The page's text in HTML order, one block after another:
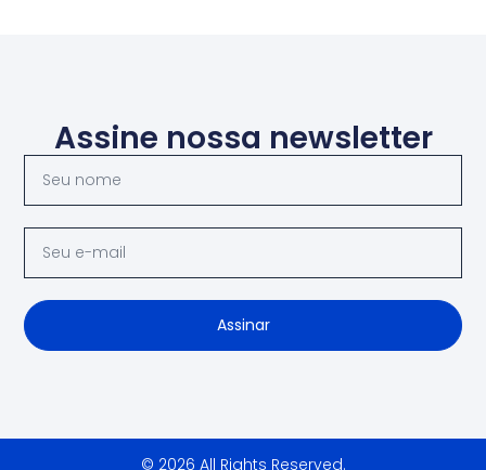
Assine nossa newsletter
Assinar
© 2026 All Rights Reserved.